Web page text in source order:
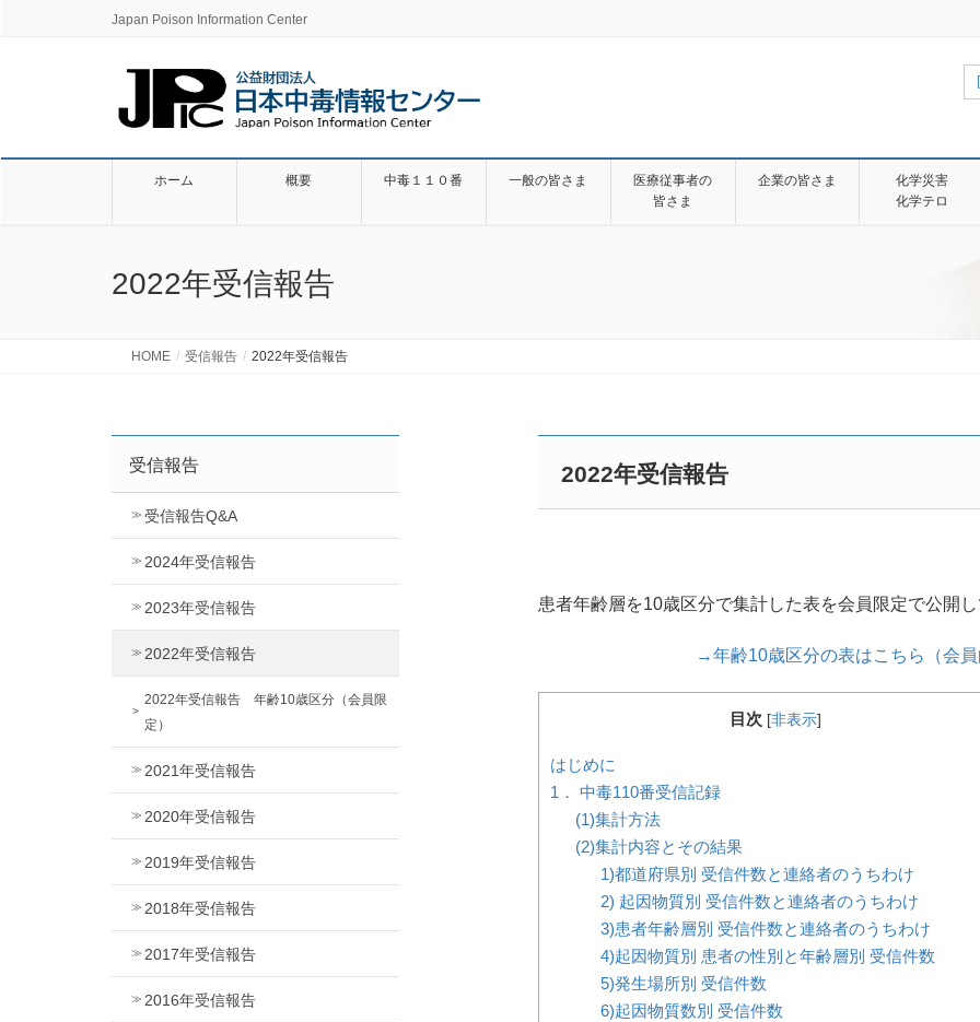
Japan Poison Information Center
ホーム 概要 中毒１１０番 一般の皆さま
医療従事者の
皆さま
企業の皆さま
化学災害
化学テロ
2022年受信報告
HOME 受信報告 2022年受信報告
2022年受信報告
患者年齢層を10歳区分で集計した表を会員限定で公開
→年齢10歳区分の表はこちら（会
目次 [非表示]
はじめに
1． 中毒110番受信記録
(1)集計方法
(2)集計内容とその結果
1)都道府県別 受信件数と連絡者のうちわけ
2) 起因物質別 受信件数と連絡者のうちわけ
3)患者年齢層別 受信件数と連絡者のうちわけ
4)起因物質別 患者の性別と年齢層別 受信件数
5)発生場所別 受信件数
6)起因物質数別 受信件数
受信報告
受信報告Q&A
2024年受信報告
2023年受信報告
2022年受信報告
2022年受信報告 年齢10歳区分（会員限
定）
2021年受信報告
2020年受信報告
2019年受信報告
2018年受信報告
2017年受信報告
2016年受信報告